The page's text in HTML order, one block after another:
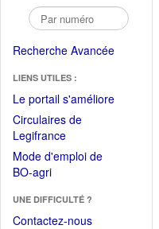
Recherche Avancée
LIENS UTILES :
Le portail s'améliore(Fichier
Circulaires de
Legifrance(Ouvrir
dans
une
fenêtre)
Mode d'emploi de
BO-agri(Ouvrir
une
nouvelle
UNE DIFFICULTÉ ?
Contactez-nous